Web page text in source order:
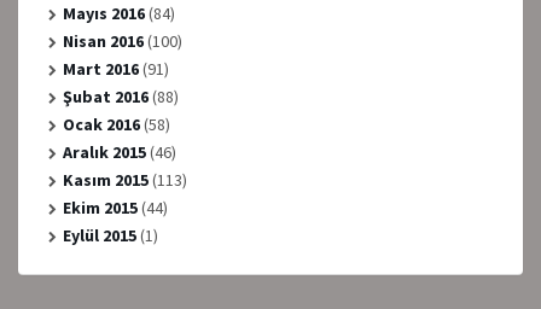
Mayıs 2016(84)
Nisan 2016(100)
Mart 2016(91)
Şubat 2016(88)
Ocak 2016(58)
Aralık 2015(46)
Kasım 2015(113)
Ekim 2015(44)
Eylül 2015(1)